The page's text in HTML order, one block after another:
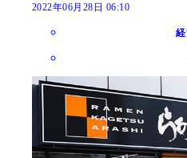
2022年06月28日 06:10